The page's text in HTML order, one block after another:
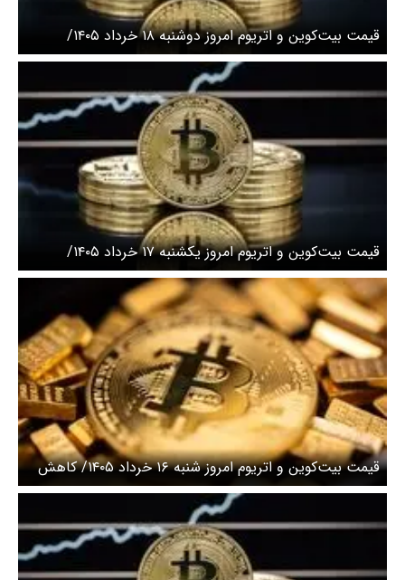
قیمت بیت‌کوین و اتریوم امروز دوشنبه ۱۸ خرداد ۱۴۰۵/
افزایش قیمت بیت‌کوین
قیمت بیت‌کوین و اتریوم امروز یکشنبه ۱۷ خرداد ۱۴۰۵/
افزایش قیمت بیت‌کوین
قیمت بیت‌کوین و اتریوم امروز شنبه ۱۶ خرداد ۱۴۰۵/ کاهش
قیمت بیت‌کوین